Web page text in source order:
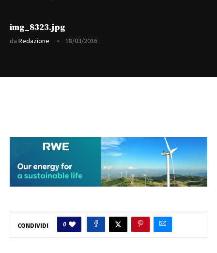
img_8323.jpg
da Redazione 18/03/2016
CONDIVIDI 0